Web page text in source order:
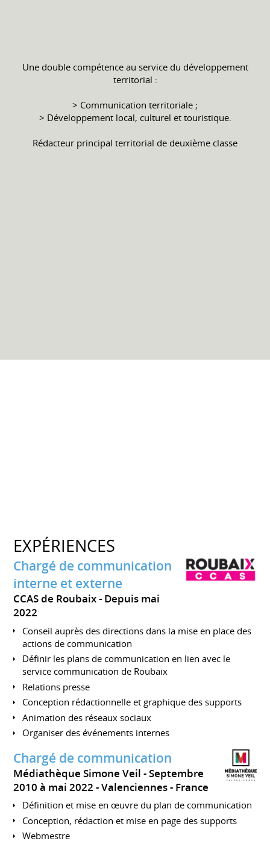
Une double compétence au service du développement
territorial :
> Communication territoriale ;
> Développement local, culturel et touristique.
Rédacteur principal territorial de deuxième classe
EXPÉRIENCES
Chargé de communication
interne et externe
CCAS de Roubaix
Depuis mai
2022
Conseil auprès des directions dans la mise en place des
actions de communication
Définir les plans de communication en lien avec le
service communication de Roubaix
Relations presse
Conception rédactionnelle et graphique des supports
Animation des réseaux sociaux
Organiser des événements internes
Chargé de communication
Médiathèque Simone Veil
Septembre
2010 à mai 2022 Valenciennes France
Définition et mise en œuvre du plan de communication
Conception, rédaction et mise en page des supports
Webmestre